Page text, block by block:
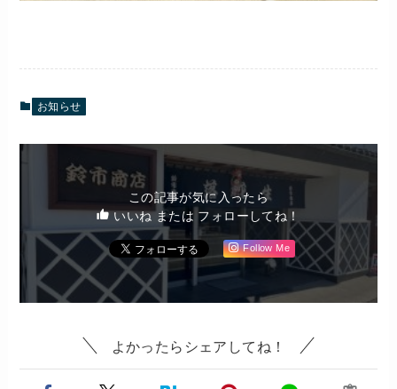
お知らせ
この記事が気に入ったら
いいね または フォローしてね！
Follow Me
よかったらシェアしてね！